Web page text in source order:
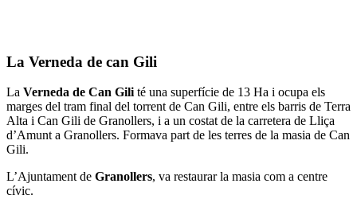
La Verneda de can Gili
La Verneda de Can Gilité una superfície de 13 Ha i ocupa els
marges del tram final del torrent de Can Gili, entre els barris de Terra
Alta i Can Gili de Granollers, i a un costat de la carretera de Lliça
d’Amunt a Granollers. Formava part de les terres de la masia de Can
Gili.
L’Ajuntament de Granollers, va restaurar la masia com a centre
cívic.